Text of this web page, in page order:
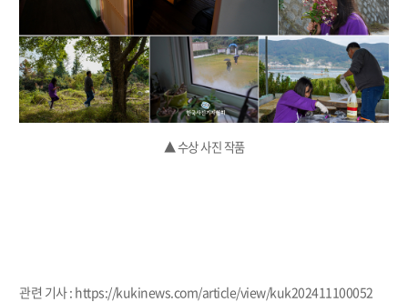
▲ 수상 사진 작품
관련 기사 : https://kukinews.com/article/view/kuk202411100052